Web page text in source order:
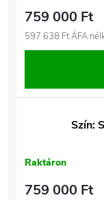
759 000 Ft
597 638 Ft ÁFA
Szín:
Raktáron
759 000 Ft